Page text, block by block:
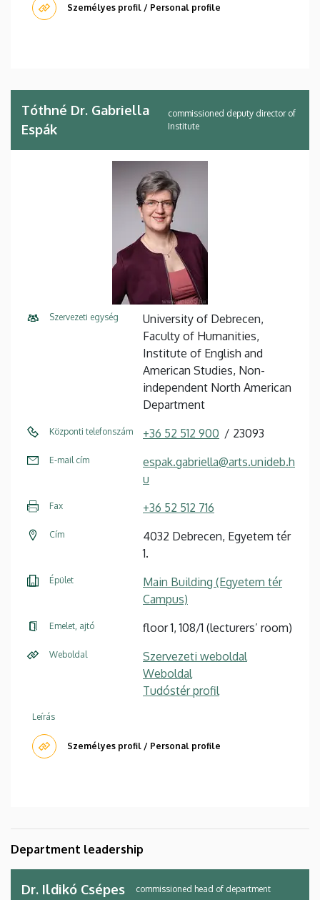
Személyes profil / Personal profile
Tóthné Dr. Gabriella
Espák
commissioned deputy director of
Institute
Szervezeti egység
University of Debrecen,
Faculty of Humanities,
Institute of English and
American Studies, Non-
independent North American
Department
Központi telefonszám +36 52 512 900 23093
E-mail cím
espak.gabriella@arts.unideb.h
u
Fax +36 52 512 716
Cím
4032 Debrecen, Egyetem tér
1.
Épület
Main Building (Egyetem tér
Campus)
Emelet, ajtó floor 1, 108/1 (lecturers’ room)
Weboldal
Szervezeti weboldal
Weboldal
Tudóstér profil
Leírás
Személyes profil / Personal profile
Department leadership
Dr. Ildikó Csépes commissioned head of department